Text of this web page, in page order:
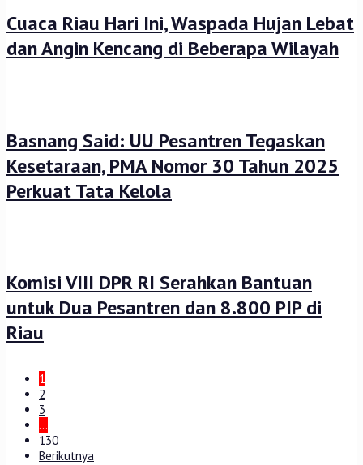
Cuaca Riau Hari Ini, Waspada Hujan Lebat
dan Angin Kencang di Beberapa Wilayah
Basnang Said: UU Pesantren Tegaskan
Kesetaraan, PMA Nomor 30 Tahun 2025
Perkuat Tata Kelola
Komisi VIII DPR RI Serahkan Bantuan
untuk Dua Pesantren dan 8.800 PIP di
Riau
1
2
3
…
130
Berikutnya